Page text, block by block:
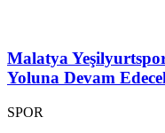
Malatya
Yoluna Devam
SPOR